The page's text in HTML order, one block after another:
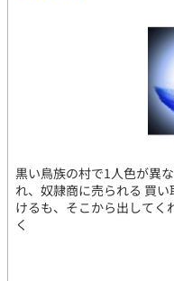
黒い鳥族の村で1人色が異
れ、奴隷商に売られる 買
けるも、そこから出してく
く